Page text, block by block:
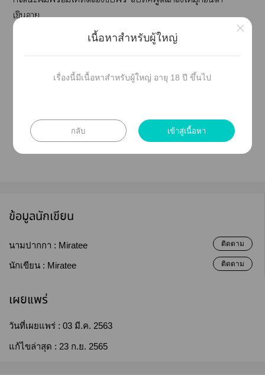
เขินา
"ไอ้บ้า ฉันให้หยุดพูด ไม่ไใช่ไ ฉันไเ"มุก
อันาพูดแะผ้าห่มกรุยกรายะไาห้อง
อันาแะจับร่างาขึ้นาอนเตียงอีกครั้งใช้ร่างา ทับ
ร่างาไว้
ข้อมูลนักเขียน
นามปากกา : Miratee ติดตาม
นักเขียน : Miratee ติดตาม
เผยแพร่
วันที่เผยแพร่ : 03 มี.ค. 2563
แก้ไขล่าสุด : 23 ก.ย. 2565
เนื้อหาสำหรับผู้ใหญ่
เรื่องนี้มีเนื้อหาสำหรับผู้ใหญ่ อายุ 18 ปี ขึ้นไป
กลับ เข้าสู่เนื้อหา
×